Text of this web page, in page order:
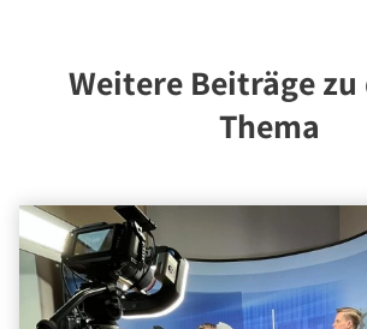
Weitere Beiträge zu
Thema